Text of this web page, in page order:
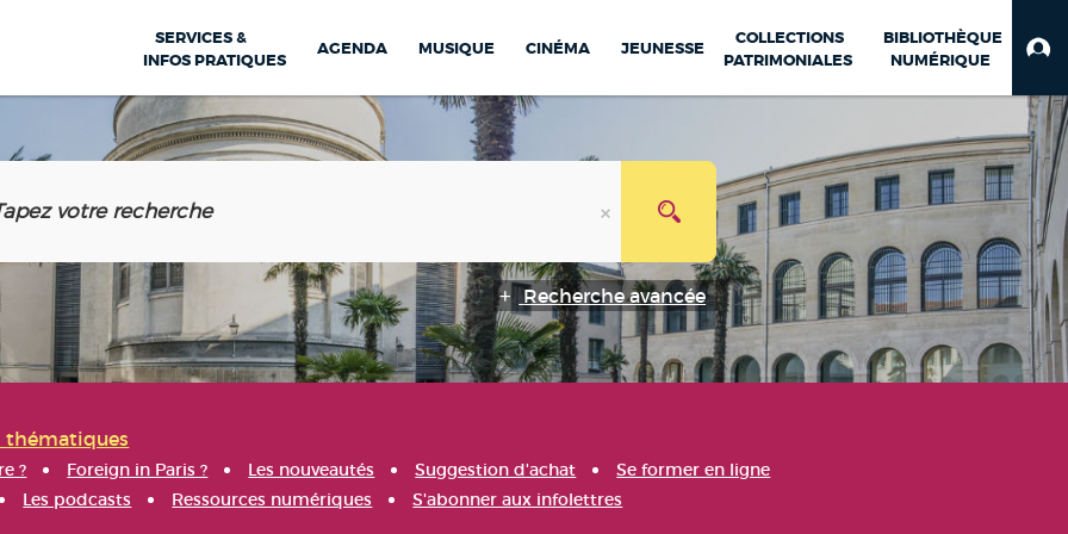
SERVICES &
INFOS PRATIQUES
AGENDA MUSIQUE CINÉMA JEUNESSE
COLLECTIONS
PATRIMONIALES
BIBLIOTHÈQUE
NUMÉRIQUE
Recherche avancée
thématiques
? Foreign in Paris ? Les nouveautés Suggestion d'achat
Se former en ligne
Les podcasts Ressources numériques S'abonner aux infolettres